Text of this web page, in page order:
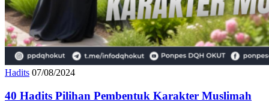
Hadits 07/08/2024
40 Hadits Pilihan Pembentuk Karakter Muslimah